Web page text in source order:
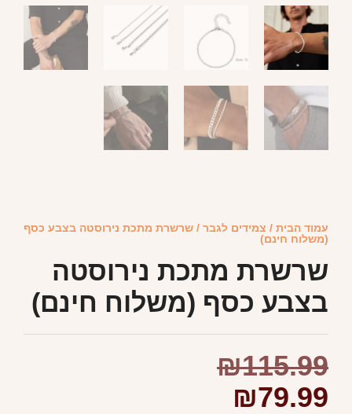
עמוד הבית / צמידים לגבר / שרשרת מתכת נירוסטה בצבע כסף
(משלוח חינם)
שרשרת מתכת נירוסטה
בצבע כסף (משלוח חינם)
₪115.99
₪79.99